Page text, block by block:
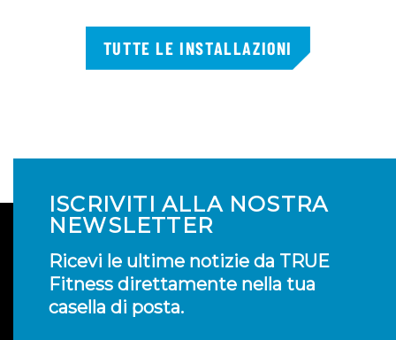
TUTTE LE INSTALLAZIONI
ISCRIVITI ALLA NOSTRA
NEWSLETTER
Ricevi le ultime notizie da TRUE
Fitness direttamente nella tua
casella di posta.